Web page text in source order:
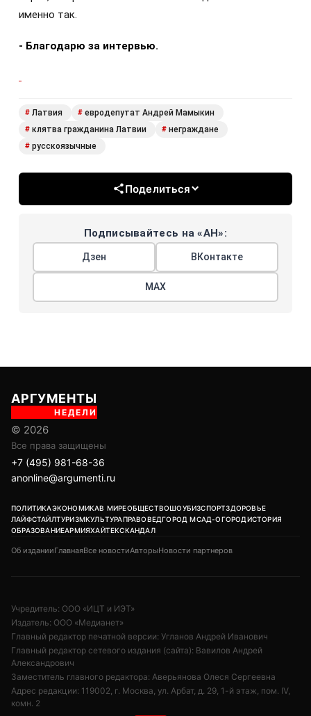
именно так.
- Благодарю за интервью.
# Латвия # евродепутат Андрей Мамыкин
# клятва гражданина Латвии # неграждане
# русскоязычные
Поделиться
Подписывайтесь на «АН»:
Дзен ВКонтакте
МАХ
АРГУМЕНТЫ
НЕДЕЛИ
© 2026
Все права защищены
+7 (495) 981-68-36
anonline@argumenti.ru
ПОЛИТИКАЭКОНОМИКАВ МИРЕОБЩЕСТВОШОУБИЗСПОРТЗДОРОВЬЕ
ЛАЙФСТАЙЛТУРИЗМКУЛЬТУРАПРАВОВЕДГОРОД МСАД-ОГОРОДИСТОРИЯ
ОБРАЗОВАНИЕАРМИЯХАЙТЕКСКАНДАЛ
Об изданииГлавнаяВсе новостиАвторыНовости партнеров
Учредитель: ООО «ИЦТ и ИЭТ»
Издатель: ООО «Медианет»
Главный редактор печатной версии: Угланов Андрей Иванович
Главный редактор сетевого издания (сайта): Вавилов Андрей
Александрович
Заместитель главного редактора: Аверьянова Олеся Сергеевна
Адрес редакции: 119002, г. Москва, ул. Арбат, д. 29, 1-й этаж, пом. IV,
комн. 2